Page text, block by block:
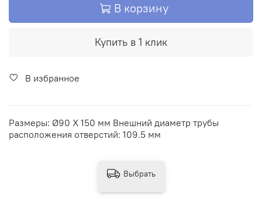
В корзину
Купить в 1 клик
В избранное
Размеры: Ø90 X 150 мм Внешний диаметр трубы
расположения отверстий: 109.5 мм
Выбрать